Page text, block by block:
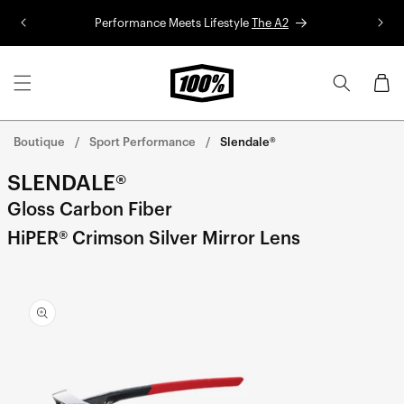
Performance Meets Lifestyle The A2
Panier
Boutique Sport Performance Slendale®
SLENDALE®
Gloss Carbon Fiber
HiPER® Crimson Silver Mirror Lens
informations
sur le